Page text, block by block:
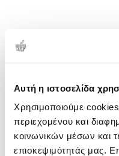
Αυτή η ιστοσελίδα
Χρησιμοποιούμε
περιεχομένου και
κοινωνικών μέσων και
επισκεψιμότητάς μας.